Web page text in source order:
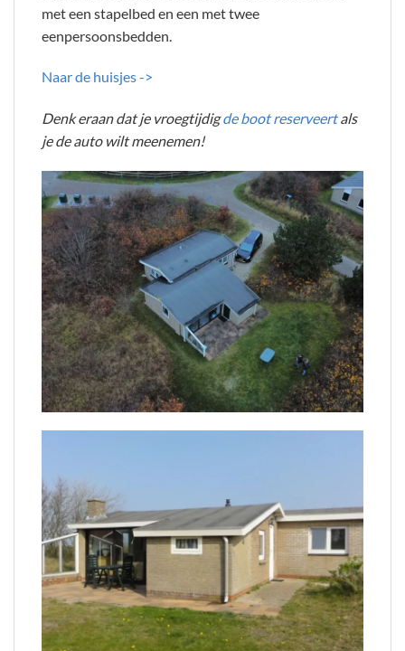
met een stapelbed en een met twee
eenpersoonsbedden.
Naar de huisjes ->
Denk eraan dat je vroegtijdigde boot reserveertals
je de auto wilt meenemen!